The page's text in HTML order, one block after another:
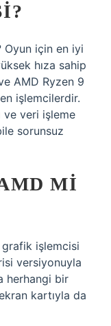
Oyun için en iyi
hıza sahip
AMD Ryzen 9
işlemcilerdir.
ve veri işleme
sorunsuz
MI
işlemcisi
versiyonuyla
herhangi bir
kartıyla da